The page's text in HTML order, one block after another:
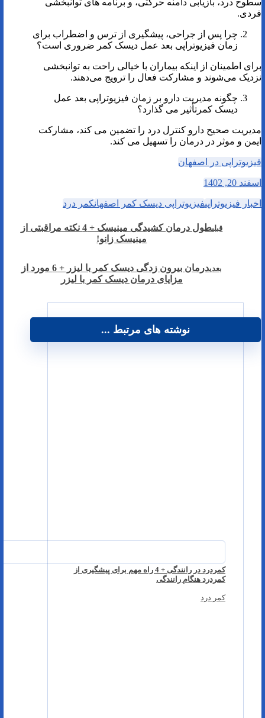
سطوح درد، بازیابی دامنه حرکتی، و برنامه های توانبخشی
فردی.
چرا پس از جراحی، پیشگیری از ترس و اضطراب برای
زمان فیزیوتراپی بعد عمل دیسک کمر ضروری است؟
برای اطمینان از اینکه بیماران با خیالی راحت به توانبخشی
نزدیک می‌شوند و مشارکت فعال را ترویج می‌دهند.
چگونه مدیریت دارو بر زمان فیزیوتراپی بعد عمل
دیسک کمرتأثیر می گذارد؟
مدیریت صحیح دارو کنترل درد را تضمین می کند، مشارکت
ایمن و موثر در درمان را تسهیل می کند.
فیزیوتراپی در اصفهان
اسفند 20, 1402
اخبار فیزیوتراپیفیزیوتراپی دیسک کمر اصفهانکمر درد
قبلی
طول درمان کشیدگی مینیسک + 4 نکته مراقبتی از
مینیسک زانو!
بعدی
درمان بیرون زدگی دیسک کمر با لیزر + 6 مورد از
مزایای درمان دیسک کمر با لیزر
نوشته های مرتبط ...
کمردرد در رانندگی + 4 راه مهم برای پیشگیری از
کمردرد هنگام رانندگی
کمر درد